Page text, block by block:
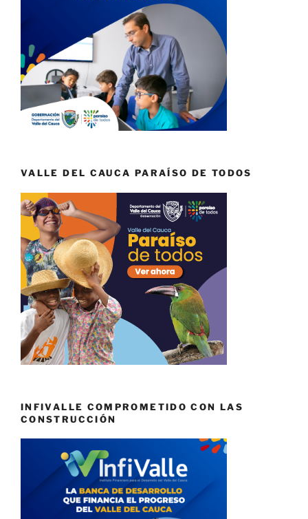
VALLE DEL CAUCA PARAÍSO DE TODOS
INFIVALLE COMPROMETIDO CON LAS
CONSTRUCCIÓN